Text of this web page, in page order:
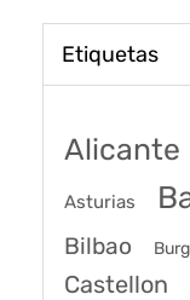
Etiquetas
Alicante
Asturias
Bilbao
Castellon